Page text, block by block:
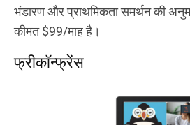
भंडारण और प्राथमिकता समर्थन की
कीमत $99/माह है।
फ्रीकॉन्फ्रेंस